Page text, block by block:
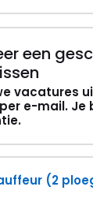
een
vacatures
e-mail. Je
(2